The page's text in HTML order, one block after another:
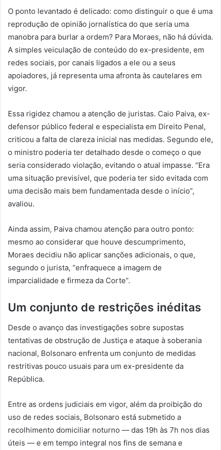
O ponto levantado é delicado: como distinguir o que é uma
reprodução de opinião jornalística do que seria uma
manobra para burlar a ordem? Para Moraes, não há dúvida.
A simples veiculação de conteúdo do ex-presidente, em
redes sociais, por canais ligados a ele ou a seus
apoiadores, já representa uma afronta às cautelares em
vigor.
Essa rigidez chamou a atenção de juristas. Caio Paiva, ex-
defensor público federal e especialista em Direito Penal,
criticou a falta de clareza inicial nas medidas. Segundo ele,
o ministro poderia ter detalhado desde o começo o que
seria considerado violação, evitando o atual impasse. “Era
uma situação previsível, que poderia ter sido evitada com
uma decisão mais bem fundamentada desde o início”,
avaliou.
Ainda assim, Paiva chamou atenção para outro ponto:
mesmo ao considerar que houve descumprimento,
Moraes decidiu não aplicar sanções adicionais, o que,
segundo o jurista, “enfraquece a imagem de
imparcialidade e firmeza da Corte”.
Um conjunto de restrições inéditas
Desde o avanço das investigações sobre supostas
tentativas de obstrução de Justiça e ataque à soberania
nacional, Bolsonaro enfrenta um conjunto de medidas
restritivas pouco usuais para um ex-presidente da
República.
Entre as ordens judiciais em vigor, além da proibição do
uso de redes sociais, Bolsonaro está submetido a
recolhimento domiciliar noturno — das 19h às 7h nos dias
úteis — e em tempo integral nos fins de semana e